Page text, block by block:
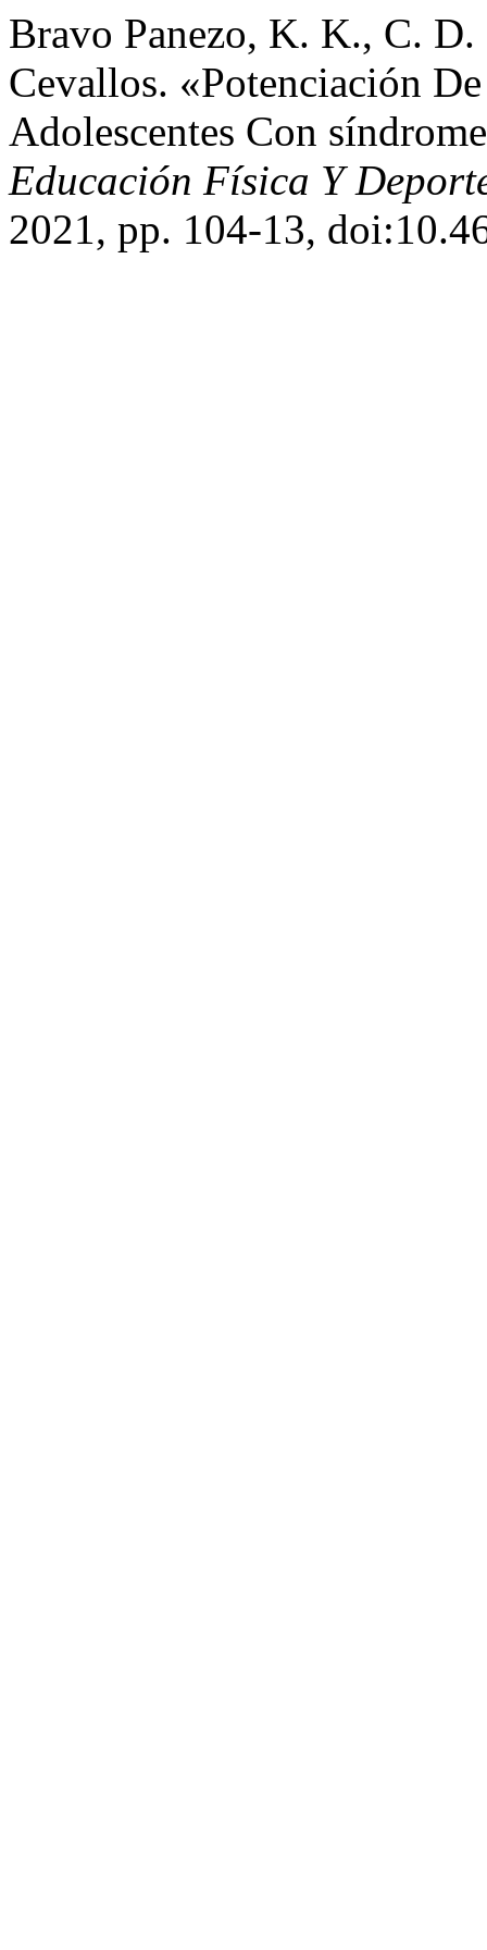
Bravo Panezo, K. K., C.
Cevallos. «Potenciación
Adolescentes Con
Educación Física Y
2021, pp. 104-13,